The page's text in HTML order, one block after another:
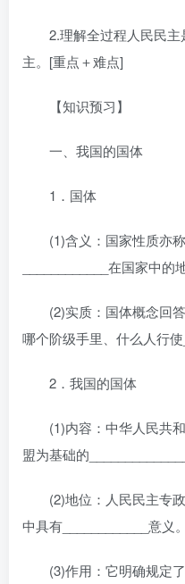
2.理解全过程人民民
主。[重点＋难点]
【知识预习】
一、我国的国体
1．国体
(1)含义：国家性质亦
____________在国家中的
(2)实质：国体概念回
哪个阶级手里、什么人行使
2．我国的国体
(1)内容：中华人民共
盟为基础的
(2)地位：人民民主专
中具有____________意义。
(3)作用：它明确规定